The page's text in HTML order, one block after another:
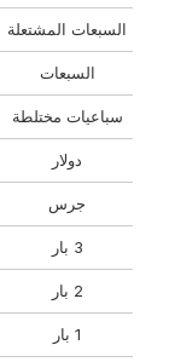
السبعات المشتعلة
السبعات
سباعيات مختلطة
دولار
جرس